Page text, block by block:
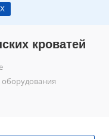
кроватей